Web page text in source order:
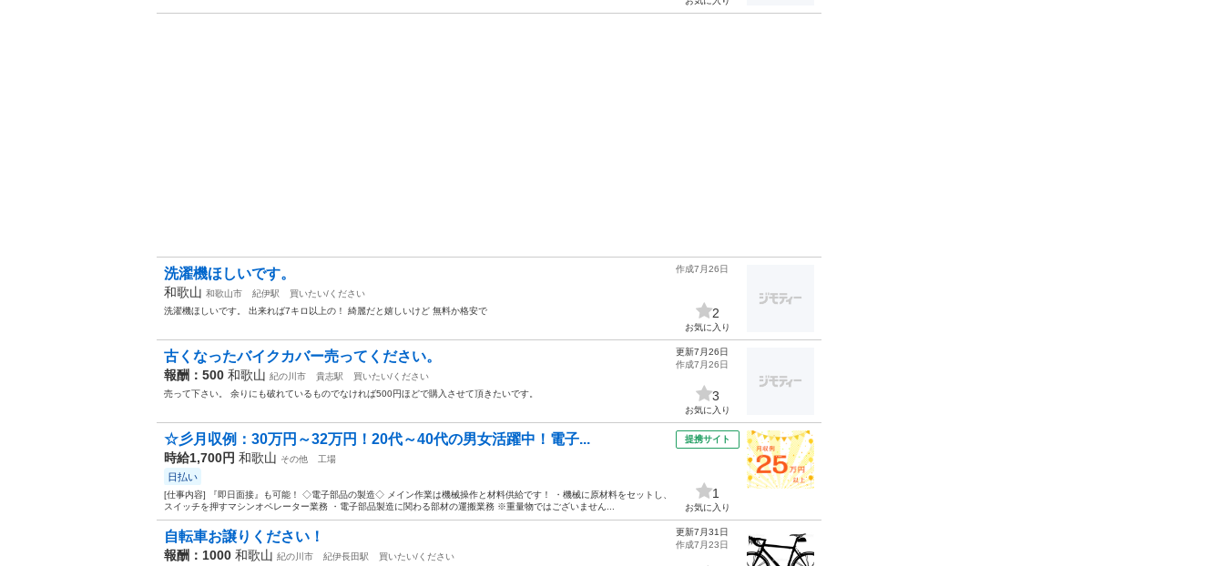
洗濯機ほしいです。
和歌山 和歌山市 紀伊駅
買いたい/ください
洗濯機ほしいです。 出来れば7キロ以上の！ 綺麗だと嬉しいけど 無料か格安で
作成7月26日
2
お気に入り
古くなったバイクカバー売ってください。
報酬：500 和歌山 紀の川市 貴志駅
買いたい/ください
売って下さい。 余りにも破れているものでなければ500円ほどで購入させて頂きたいです。
更新7月26日
作成7月26日
3
お気に入り
☆彡月収例：30万円～32万円！20代～40代の男女活躍中！電子...
時給1,700円 和歌山 その他 工場
日払い
[仕事内容] 『即日面接』も可能！ ◇電子部品の製造◇ メイン作業は機械操作と材料供給です！ ・機械に原材料をセットし、
スイッチを押すマシンオペレーター業務 ・電子部品製造に関わる部材の運搬業務 ※重量物ではございません...
提携サイト
1
お気に入り
自転車お譲りください！
報酬：1000 和歌山 紀の川市 紀伊長田駅
買いたい/ください
更新7月31日
作成7月23日